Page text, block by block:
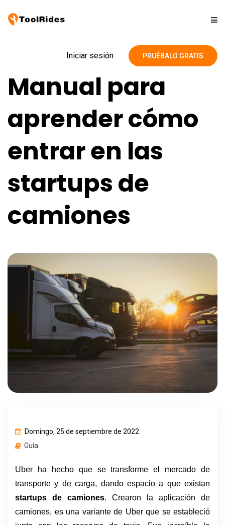
Precios
Contacto
Blog
Iniciar sesión PRUÉBALO GRATIS
Manual para
aprender cómo
entrar en las
startups de
camiones
Domingo, 25 de septiembre de 2022
Guía
Uber ha hecho que se transforme el mercado de
startups de camiones. Crearon la aplicación de
camiones, es una variante de Uber que se estableció